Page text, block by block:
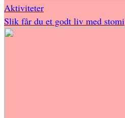
Aktiviteter
Slik får du et godt liv med stomi